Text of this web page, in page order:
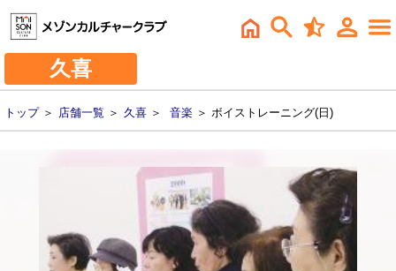
久喜
トップ＞ 店舗一覧 ＞ 久喜 ＞ 音楽 ＞ ボイストレーニング(日)